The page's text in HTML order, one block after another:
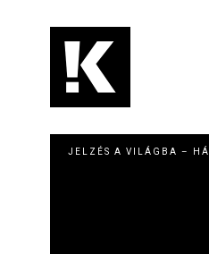
JELZÉS A VILÁGBA –